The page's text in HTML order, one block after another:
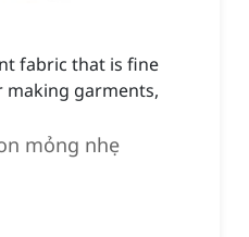
fabric that is fine
garments,
mỏng nhẹ